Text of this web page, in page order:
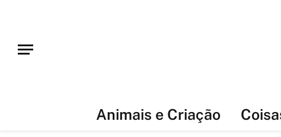
Animais e Criação